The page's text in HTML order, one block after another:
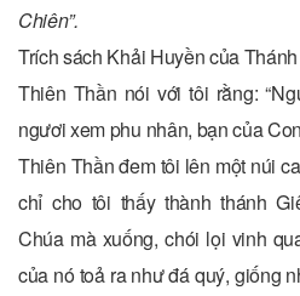
Chiên”.
Trích sách Khải Huyền của
Thiên Thần nói với tôi rằng:
ngươi xem phu nhân, bạn của
Thiên Thần đem tôi lên một núi
chỉ cho tôi thấy thành thánh
Chúa mà xuống, chói lọi vinh
của nó toả ra như đá quý, giống